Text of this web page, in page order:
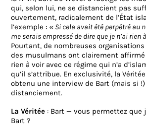
qui, selon lui, ne se distancient pas
ouvertement, radicalement de l’État
l’exemple : « Si cela avait été perpétré au
me serais empressé de dire que je n’ai rien
Pourtant, de nombreuses
des musulmans ont clairement affirmé
rien à voir avec ce régime qui n’a
qu’il s’attribue. En exclusivité, la
obtenu une interview de Bart (mais si
distanciement.
La Véritée : Bart — vous permettez que
Bart ?